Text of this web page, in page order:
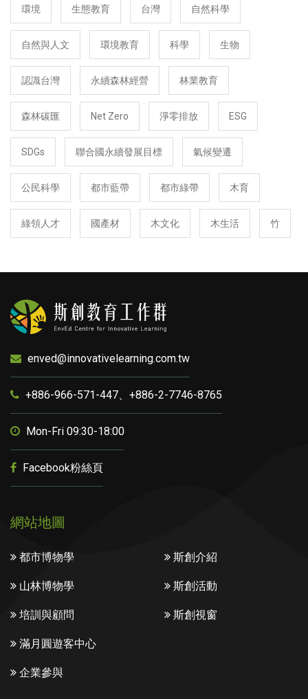
環境 生態教育 台灣 自然科學
自然與人文 環境教育 科學 生物
認識台灣 永續森林經營 林業教育
森林碳匯 Net Zero 淨零排放 ESG
SDGs 聯合國永續發展目標 氣候變遷
公民科學 都市藍帶 都市綠帶 木育
綠領人才 國產材 木文化 木生活 竹
enved@innovativelearning.com.tw
+886-966-571-447、+886-2-7746-8765
Mon-Fri 09:30-18:00
Facebook粉絲頁
網站地圖
都市博物學
山林博物學
培訓與顧問
滿月圓遊客中心
企業參與
斯創介紹
斯創活動
斯創視窗